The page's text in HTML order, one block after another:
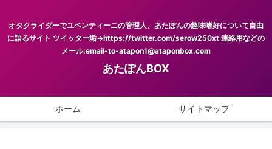
オタクライダーでユベンティーニの管理人、あたぽんの趣味嗜好について自由
に語るサイト ツイッター垢→https://twitter.com/serow250xt 連絡用などの
メール:email-to-atapon1@ataponbox.com
あたぽんBOX
ホーム サイトマップ